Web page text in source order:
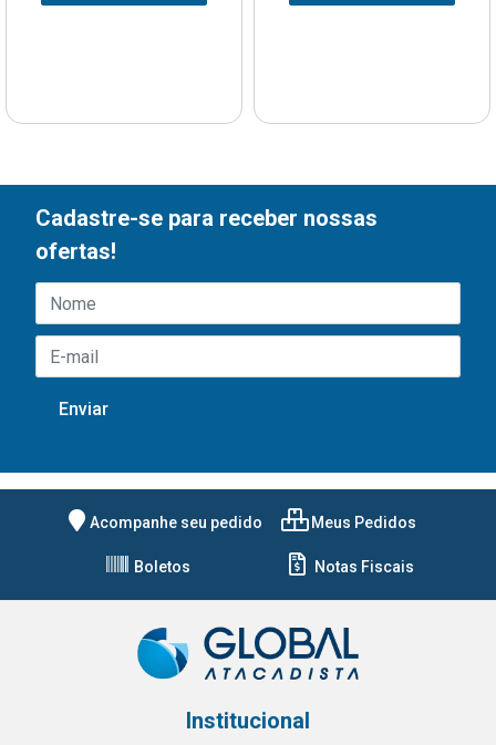
Cadastre-se para receber nossas
ofertas!
Acompanhe seu pedido Meus Pedidos
Boletos Notas Fiscais
Institucional